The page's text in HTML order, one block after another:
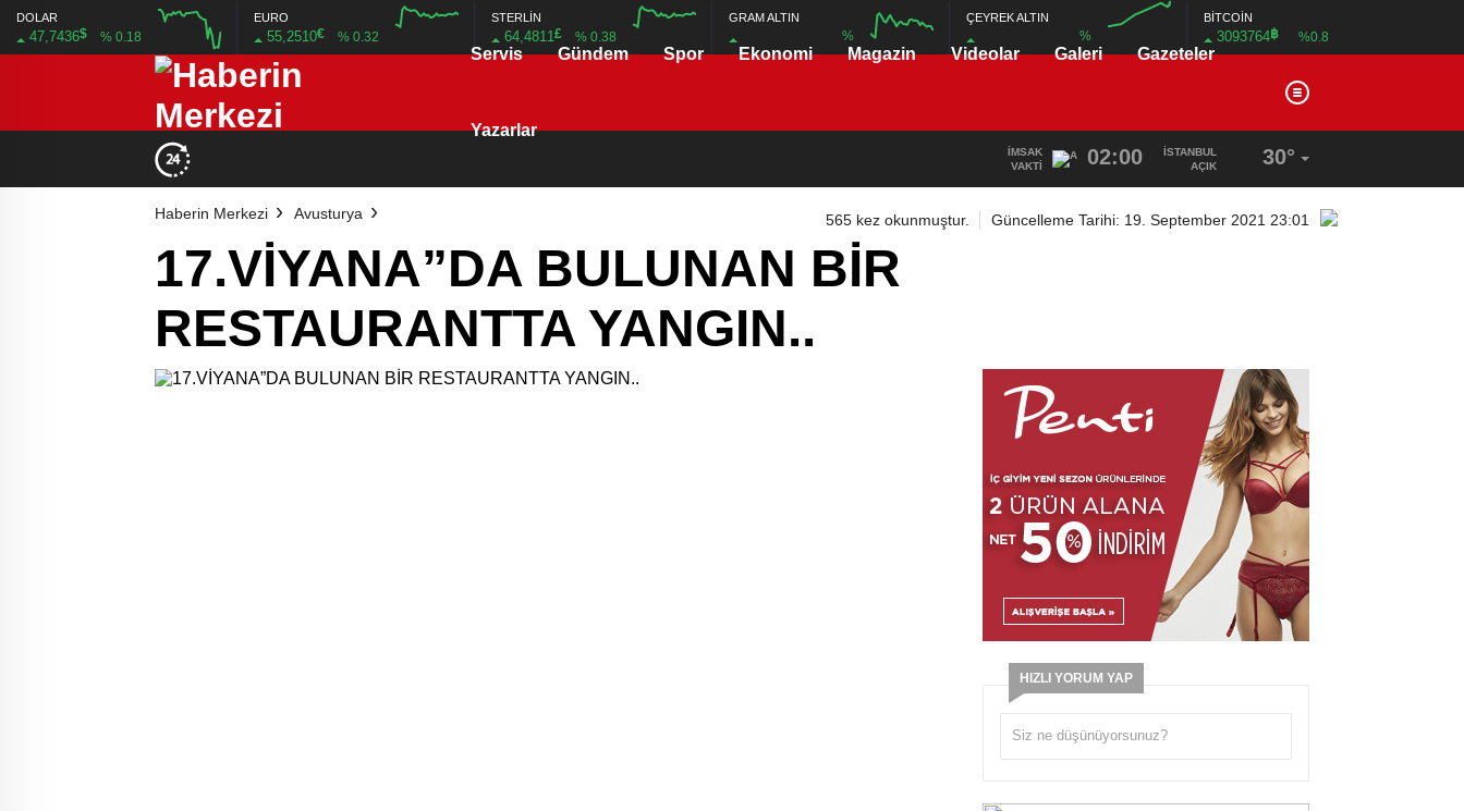
DOLAR
47,7436$ % 0.18
12:00 16:00
EURO
55,2510€ % 0.32
STERLİN
64,4811£ % 0.38
GRAM ALTIN
%
ÇEYREK ALTIN
%
BİTCOİN
3093764฿ %0.8
Servis Gündem Spor Ekonomi Magazin Videolar Galeri Gazeteler
Yazarlar
İMSAK
VAKTI
02:00
İSTANBUL
AÇIK
30°
Haberin Merkezi Avusturya 565 kez okunmuştur. Güncelleme Tarihi: 19. September 2021 23:01
17.VİYANA”DA BULUNAN BİR
RESTAURANTTA YANGIN..
HIZLI YORUM YAP